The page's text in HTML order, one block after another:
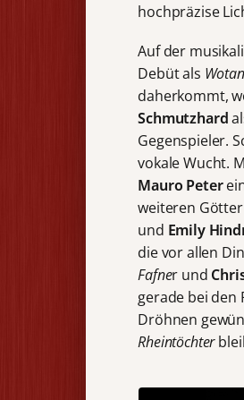
hochpräzise
Auf der
Debüt als Wotan
daherkommt,
Schmutzhard
Gegenspieler.
vokale Wucht.
Mauro Peter
weiteren
und Emily
die vor allen
Fafner und
gerade bei den
Dröhnen
Rheintöchter